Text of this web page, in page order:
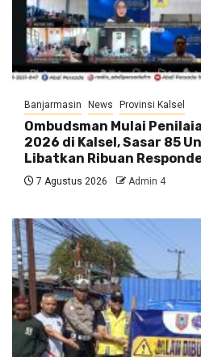
Banjarmasin News Provinsi Kalsel
Ombudsman Mulai
2026 di Kalsel, Sasar 85
Libatkan Ribuan
7 Agustus 2026 Admin 4